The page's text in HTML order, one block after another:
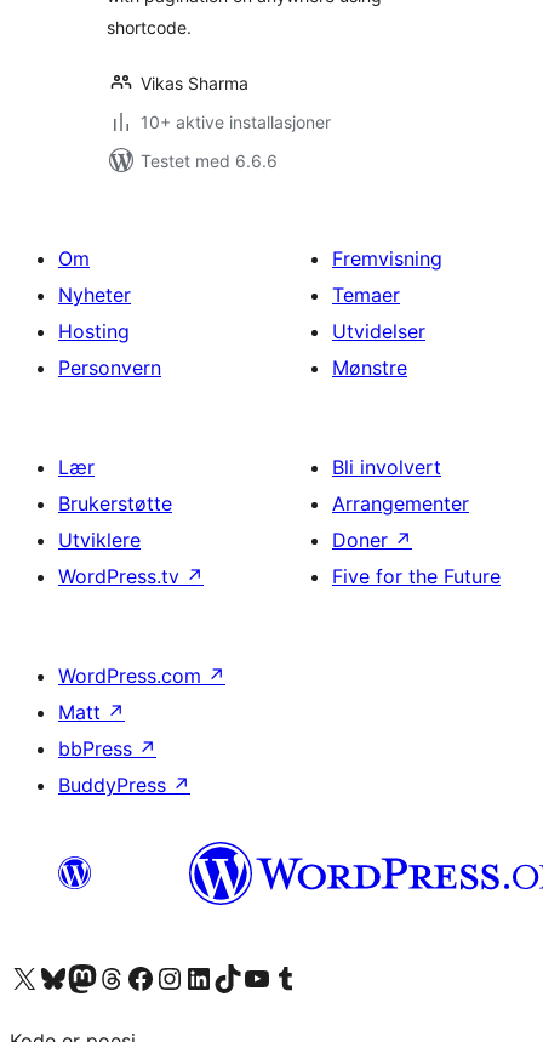
shortcode.
Vikas Sharma
10+ aktive installasjoner
Testet med 6.6.6
Om
Nyheter
Hosting
Personvern
Fremvisning
Temaer
Utvidelser
Mønstre
Lær
Brukerstøtte
Utviklere
WordPress.tv ↗
Bli involvert
Arrangementer
Doner ↗
Five for the Future
WordPress.com ↗
Matt ↗
bbPress ↗
BuddyPress ↗
Besøk vår konto på X Visit our Bluesky account
Besøk vår Mastodon-konto
Visit our Threads account
Besøk vår Facebook-sideBesøk vår Instagram-konto
Besøk vår LinkedIn-konto
Visit our TikTok account
Visit our YouTube channel
Visit our Tumblr account